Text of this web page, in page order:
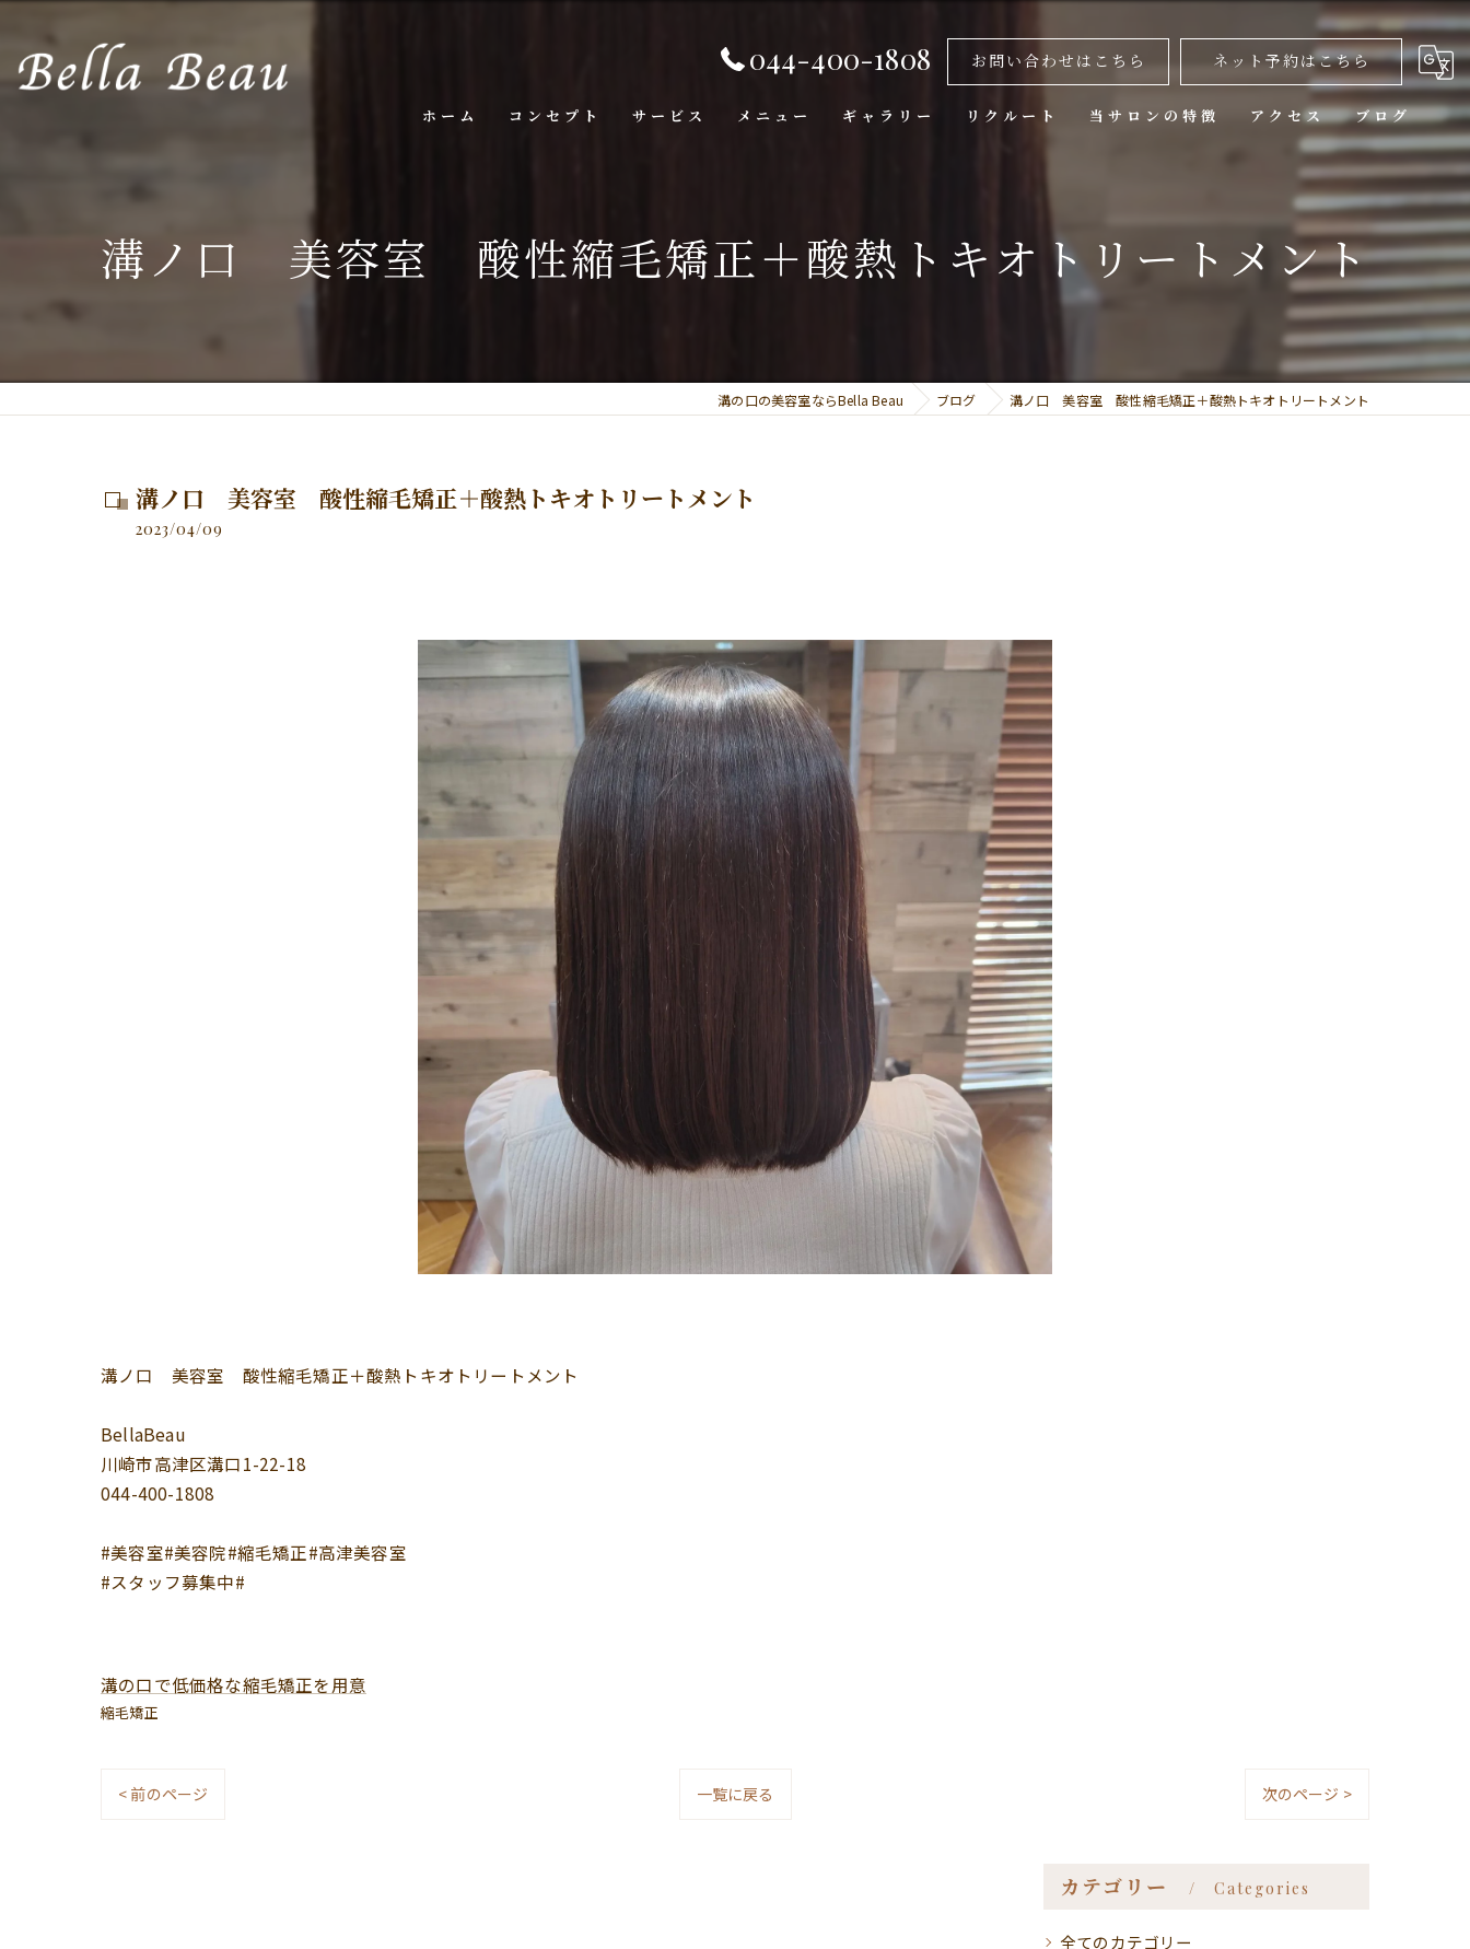
044-400-1808 お問い合わせはこちら ネット予約はこちら
ホーム コンセプト サービス メニュー ギャラリー リクルート 当サロンの特徴
カラー
縮毛矯正
アクセス ブログ
溝ノ口 美容室 酸性縮毛矯正＋酸熱トキオトリートメント
溝の口の美容室ならBella Beau ブログ 溝ノ口 美容室 酸性縮毛矯正＋酸熱トキオトリートメント
溝ノ口 美容室 酸性縮毛矯正＋酸熱トキオトリートメント
2023/04/09
溝ノ口 美容室 酸性縮毛矯正＋酸熱トキオトリートメント
BellaBeau
川崎市高津区溝口1-22-18
044-400-1808
#美容室#美容院#縮毛矯正#高津美容室
#スタッフ募集中#
溝の口で低価格な縮毛矯正を用意
縮毛矯正
< 前のページ 一覧に戻る 次のページ >
カテゴリー Categories
全てのカテゴリー